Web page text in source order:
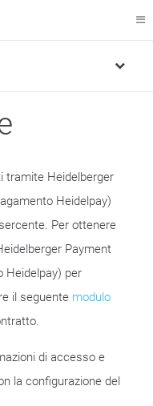
tramite Heidelberger
Heidelpay)
Per ottenere
Payment
Heidelpay) per
il seguente modulo
di accesso e
la configurazione del